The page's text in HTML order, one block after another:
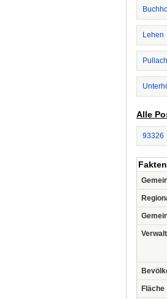
Lehen
Pullach
Alle
93326
Fläche